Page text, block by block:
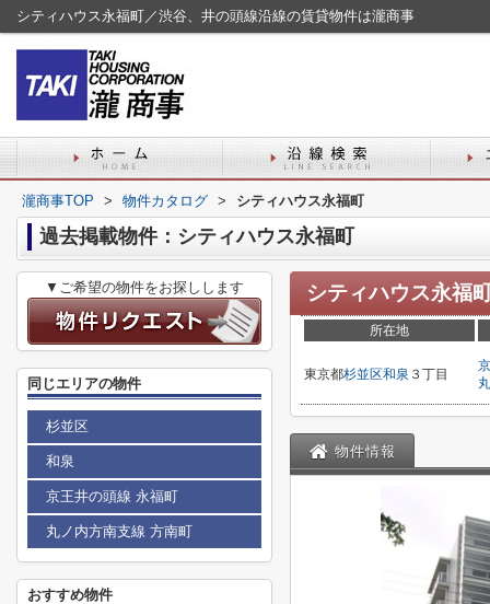
シティハウス永福町／渋谷、井の頭線沿線の賃貸物件は瀧商事
瀧商事TOP > 物件カタログ > シティハウス永福町
過去掲載物件：シティハウス永福町
シティハウス永福
所在地
東京都杉並区和泉 ３丁目
物件情報
▼ご希望の物件をお探しします
同じエリアの物件
杉並区
和泉
京王井の頭線 永福町
丸ノ内方南支線 方南町
おすすめ物件